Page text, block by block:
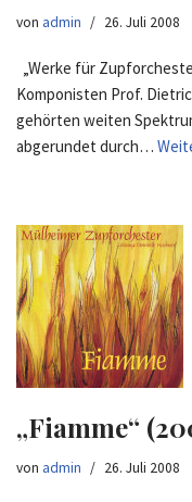
von admin 26. Juli 2008
„Werke für
Komponisten Prof.
gehörten weiten
abgerundet durch…
„Fiamme“
von admin 26. Juli 2008